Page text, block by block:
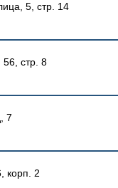
5, стр. 14
56, стр. 8
7
корп. 2